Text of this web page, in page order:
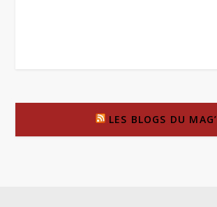
LES BLOGS DU MAG’